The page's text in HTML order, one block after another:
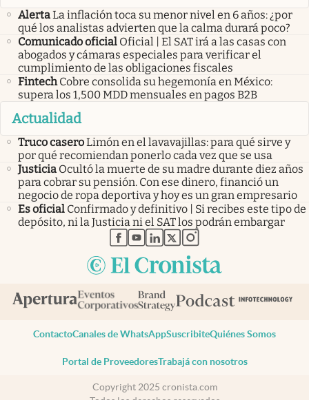
AlertaLa inflación toca su menor nivel en 6 años: ¿por
qué los analistas advierten que la calma durará poco?
Comunicado oficial Oficial | El SAT irá a las casas con
abogados y cámaras especiales para verificar el
cumplimiento de las obligaciones fiscales
Fintech Cobre consolida su hegemonía en México:
supera los 1,500 MDD mensuales en pagos B2B
Actualidad
Truco caseroLimón en el lavavajillas: para qué sirve y
por qué recomiendan ponerlo cada vez que se usa
Justicia Ocultó la muerte de su madre durante diez años
para cobrar su pensión. Con ese dinero, financió un
negocio de ropa deportiva y hoy es un gran empresario
Es oficial Confirmado y definitivo | Si recibes este tipo de
depósito, ni la Justicia ni el SAT los podrán embargar
abre en nueva pestaña
abre en nueva pestaña
abre en nueva pestaña
abre en nueva pestaña
abre en nueva pestaña
ContactoCanales de WhatsAppSuscribiteQuiénes Somos
Portal de ProveedoresTrabajá con nosotros
Copyright 2025 cronista.com